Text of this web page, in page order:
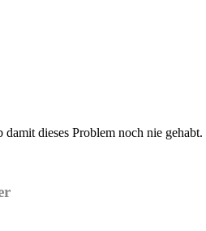
dieses Problem noch nie gehabt.